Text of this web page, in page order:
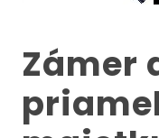
Zámer